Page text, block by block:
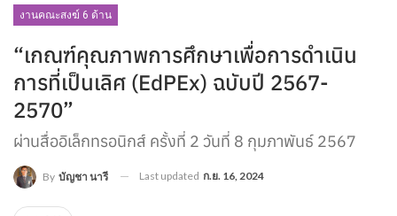
งานคณะสงฆ์ 6 ด้าน
“เกณฑ์คุณภาพการศึกษาเพื่อการดำเนิน
การที่เป็นเลิศ (EdPEx) ฉบับปี 2567-
2570”
ผ่านสื่ออิเล็กทรอนิกส์ ครั้งที่ 2 วันที่ 8 กุมภาพันธ์ 2567
By บัญชา นารี Last updated ก.ย. 16, 2024